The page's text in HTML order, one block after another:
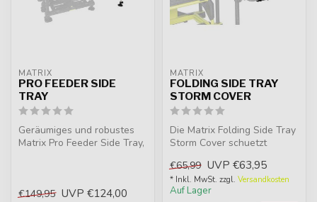
MATRIX
PRO FEEDER SIDE
TRAY
Geräumiges und robustes
Matrix Pro Feeder Side Tray,
€149,95 UVP €124,00
MATRIX
FOLDING SIDE TRAY
STORM COVER
Die Matrix Folding Side Tray
Storm Cover schuetzt
Regen. Kom...
€65,99 UVP €63,95
* Inkl. MwSt. zzgl. Versandkosten
Auf Lager